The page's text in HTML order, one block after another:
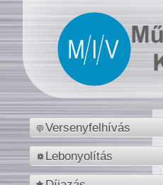
Versenyfelhívás
Lebonyolítás